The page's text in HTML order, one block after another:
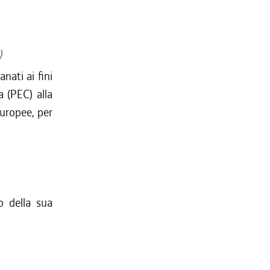
ai fini
alla
per
della sua